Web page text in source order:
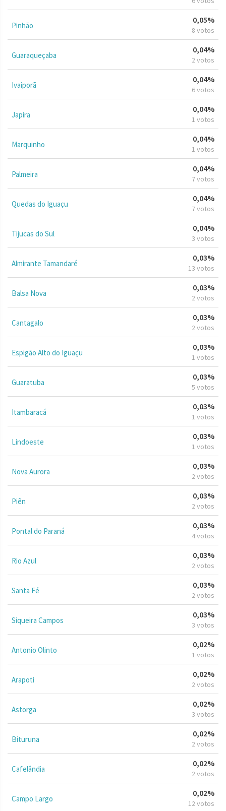
Pinhão
0,05%
8 votos
Guaraqueçaba
0,04%
2 votos
Ivaiporã
0,04%
6 votos
Japira
0,04%
1 votos
Marquinho
0,04%
1 votos
Palmeira
0,04%
7 votos
Quedas do Iguaçu
0,04%
7 votos
Tijucas do Sul
0,04%
3 votos
Almirante Tamandaré
0,03%
13 votos
Balsa Nova
0,03%
2 votos
Cantagalo
0,03%
2 votos
Espigão Alto do Iguaçu
0,03%
1 votos
Guaratuba
0,03%
5 votos
Itambaracá
0,03%
1 votos
Lindoeste
0,03%
1 votos
Nova Aurora
0,03%
2 votos
Piên
0,03%
2 votos
Pontal do Paraná
0,03%
4 votos
Rio Azul
0,03%
2 votos
Santa Fé
0,03%
2 votos
Siqueira Campos
0,03%
3 votos
Antonio Olinto
0,02%
1 votos
Arapoti
0,02%
2 votos
Astorga
0,02%
3 votos
Bituruna
0,02%
2 votos
Cafelândia
0,02%
2 votos
Campo Largo
0,02%
12 votos